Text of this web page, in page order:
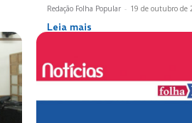
Redação Folha Popular - 19 de outubro de
Leia mais